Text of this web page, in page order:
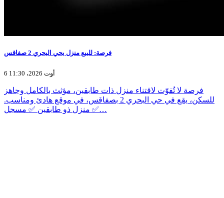
فرصة: للبيع منزل بحي البحري 2 صفاقس
6 أوت 2026، 11:30
فرصة لا تُفوّت لاقتناء منزل ذات طابقين، مؤثث بالكامل وجاهز
للسكن، يقع في حي البحري 2 بصفاقس، في موقع هادئ ومناسب.
✅ منزل ذو طابقين ✅ مسجل…